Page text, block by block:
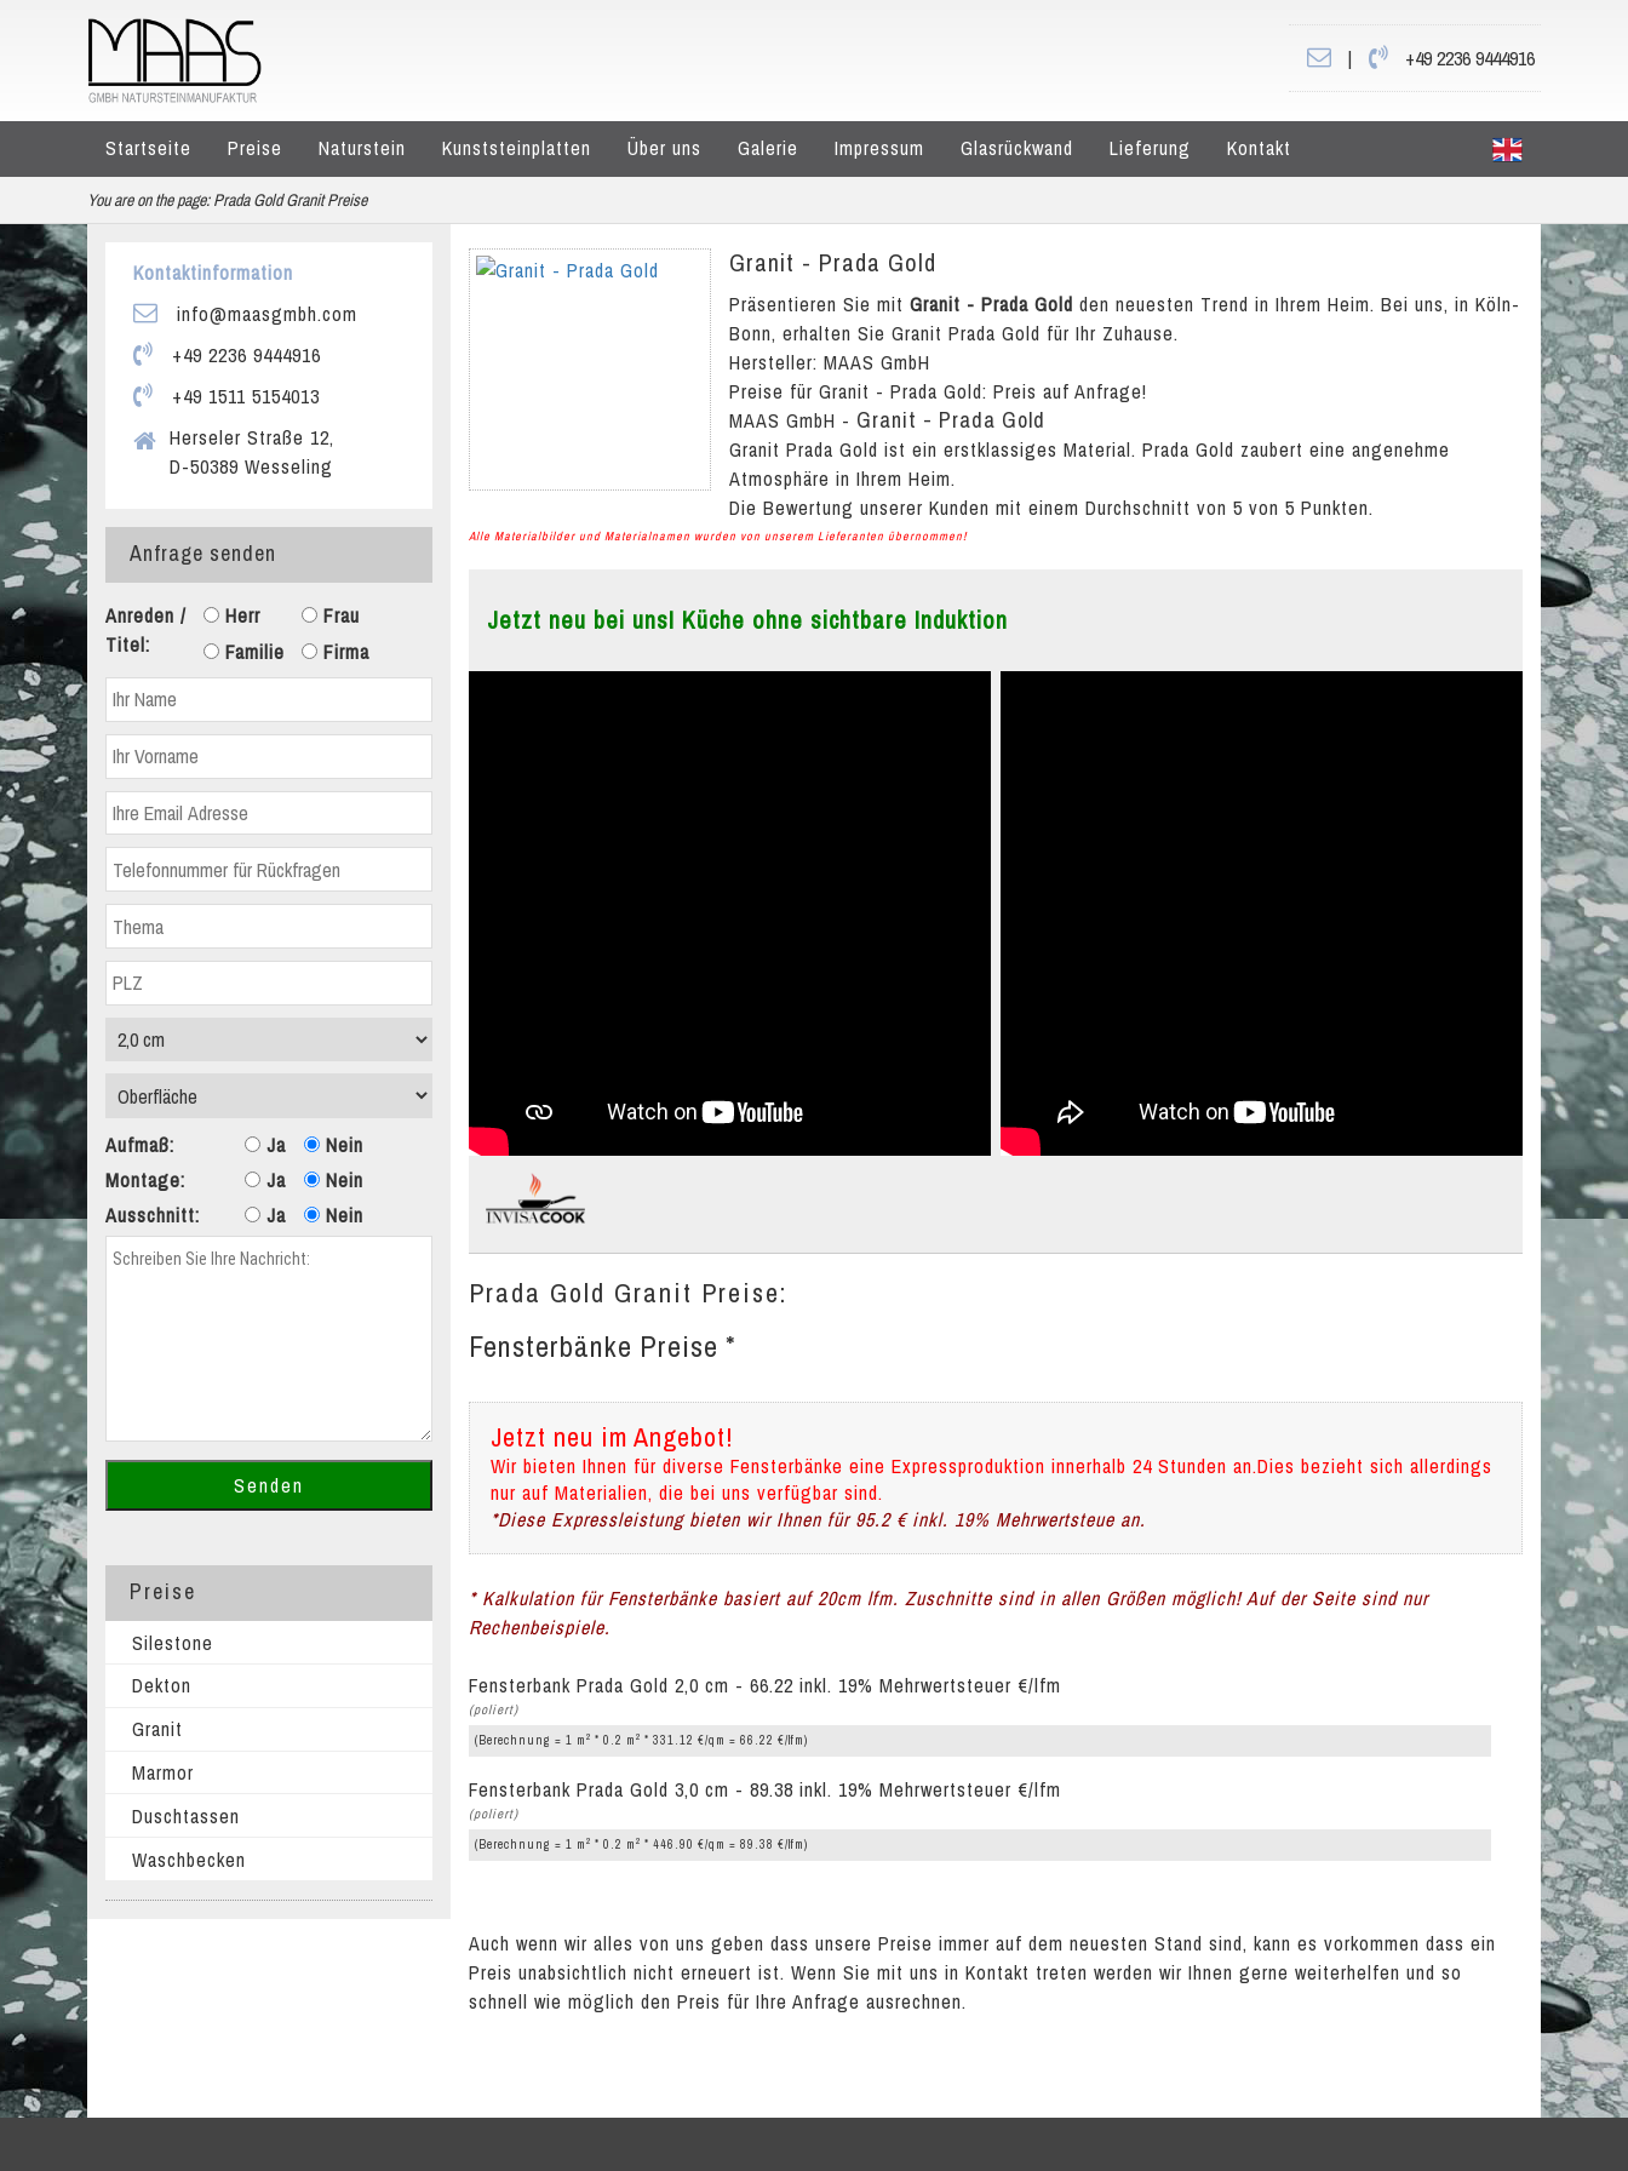
| +49 2236 9444916
Startseite Preise Naturstein Kunststeinplatten Über uns Galerie Impressum Glasrückwand Lieferung Kontakt
You are on the page: Prada Gold Granit Preise
Granit - Prada Gold
Präsentieren Sie mit Granit - Prada Gold den neuesten Trend in Ihrem Heim. Bei uns, in Köln-
Bonn, erhalten Sie Granit Prada Gold für Ihr Zuhause.
Hersteller: MAAS GmbH
Preise für Granit - Prada Gold: Preis auf Anfrage!
MAAS GmbH - Granit - Prada Gold
Granit Prada Gold ist ein erstklassiges Material. Prada Gold zaubert eine angenehme
Atmosphäre in Ihrem Heim.
Die Bewertung unserer Kunden mit einem Durchschnitt von 5 von 5 Punkten.
Alle Materialbilder und Materialnamen wurden von unserem Lieferanten übernommen!
Jetzt neu bei uns! Küche ohne sichtbare Induktion
Prada Gold Granit Preise:
Fensterbänke Preise *
Jetzt neu im Angebot!
Wir bieten Ihnen für diverse Fensterbänke eine Expressproduktion innerhalb 24 Stunden an.Dies bezieht sich allerdings
nur auf Materialien, die bei uns verfügbar sind.
*Diese Expressleistung bieten wir Ihnen für 95.2 € inkl. 19% Mehrwertsteue an.
* Kalkulation für Fensterbänke basiert auf 20cm lfm. Zuschnitte sind in allen Größen möglich! Auf der Seite sind nur
Rechenbeispiele.
Fensterbank Prada Gold 2,0 cm - 66.22 inkl. 19% Mehrwertsteuer €/lfm
(poliert)
(Berechnung = 1 m 2 * 0.2 m 2 * 331.12 €/qm = 66.22 €/lfm)
Fensterbank Prada Gold 3,0 cm - 89.38 inkl. 19% Mehrwertsteuer €/lfm
(poliert)
(Berechnung = 1 m 2 * 0.2 m 2 * 446.90 €/qm = 89.38 €/lfm)
Auch wenn wir alles von uns geben dass unsere Preise immer auf dem neuesten Stand sind, kann es vorkommen dass ein
Preis unabsichtlich nicht erneuert ist. Wenn Sie mit uns in Kontakt treten werden wir Ihnen gerne weiterhelfen und so
schnell wie möglich den Preis für Ihre Anfrage ausrechnen.
Kontaktinformation
info@maasgmbh.com
+49 2236 9444916
+49 1511 5154013
Herseler Straße 12,
D-50389 Wesseling
Anfrage senden
Anreden /
Titel:
Herr
Frau
Familie
Firma
Aufmaß: Ja
Nein
Montage:
Ja
Nein
Ausschnitt:
Ja Nein
Preise
Silestone
Dekton
Granit
Marmor
Duschtassen
Waschbecken